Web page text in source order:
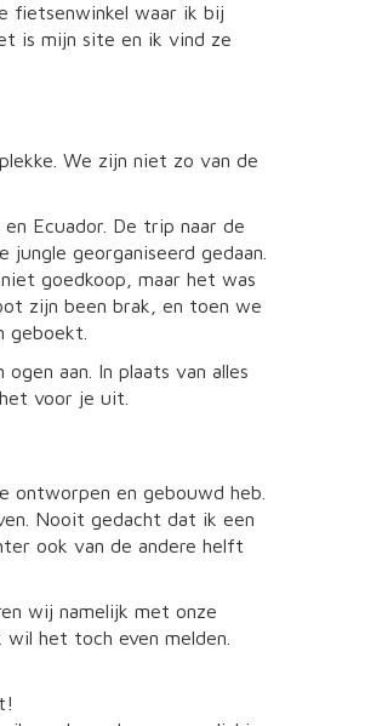
fietsenwinkel waar ik bij
is mijn site en ik vind ze
We zijn niet zo van de
Ecuador. De trip naar de
georganiseerd gedaan.
goedkoop, maar het was
zijn been brak, en toen we
geboekt.
aan. In plaats van alles
voor je uit.
ontworpen en gebouwd heb.
Nooit gedacht dat ik een
ook van de andere helft
wij namelijk met onze
het toch even melden.